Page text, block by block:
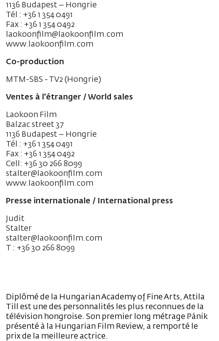
1136 Budapest – Hongrie
Tél : +36 1 354 0491
Fax : +36 1 354 0492
laokoonfilm@laokoonfilm.com
www.laokoonfilm.com
Co-production
MTM-SBS - TV2 (Hongrie)
Ventes à l'étranger / World sales
Laokoon Film
Balzac street 37
1136 Budapest – Hongrie
Tél : +36 1 354 0491
Fax : +36 1 354 0492
Cell: +36 30 266 8099
stalter@laokoonfilm.com
www.laokoonfilm.com
Presse internationale / International press
Judit
Stalter
T : +36 30 266 8099
Diplômé de la Hungarian Academy of Fine Arts, Attila
Till est une des personnalités les plus reconnues de la
télévision hongroise. Son premier long métrage Pánik
présenté à la Hungarian Film Review, a remporté le
prix de la meilleure actrice.